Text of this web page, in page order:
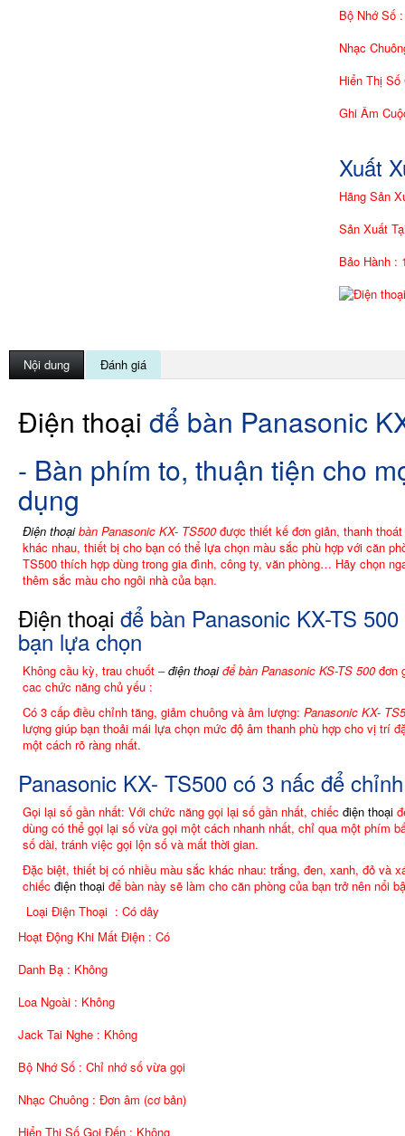
Bộ Nhớ Số
Nhạc
Hiển Thị
Ghi Âm
Xuất
Hãng Sản
Sản Xuất
Bảo Hành :
Nội dung Đánh giá
Điện thoại để bàn Panasonic
- Bàn phím to, thuận tiện cho
dụng
Điện thoạibàn Panasonic KX- TS500 được thiết kế đơn giản, thanh
khác nhau, thiết bị cho bạn có thể lựa chọn màu sắc phù hợp với căn
TS500 thích hợp dùng trong gia đình, công ty, văn phòng… Hãy chọn
thêm sắc màu cho ngôi nhà của bạn.
Điện thoại để bàn Panasonic KX-TS
bạn lựa chọn
Không cầu kỳ, trau chuốt –điện thoạiđể bàn Panasonic KS-TS 500 đơn
cac chức năng chủ yếu :
Có 3 cấp điều chỉnh tăng, giảm chuông và âm lượng: Panasonic KX-
lượng giúp bạn thoải mái lựa chọn mức độ âm thanh phù hợp cho vị trí
một cách rõ ràng nhất.
Panasonic KX- TS500 có 3 nấc để
Gọi lại số gần nhất: Với chức năng gọi lại số gần nhất, chiếc điện thoại
dùng có thể gọi lại số vừa gọi một cách nhanh nhất, chỉ qua một phím
số dài, tránh việc gọi lộn số và mất thời gian.
Đặc biệt, thiết bị có nhiều màu sắc khác nhau: trắng, đen, xanh, đỏ và
chiếc điện thoại để bàn này sẽ làm cho căn phòng của bạn trở nên nổi
Loại Điện Thoại : Có dây
Hoạt Động Khi Mất Điện : Có
Danh Bạ : Không
Loa Ngoài : Không
Jack Tai Nghe : Không
Bộ Nhớ Số : Chỉ nhớ số vừa gọi
Nhạc Chuông : Đơn âm (cơ bản)
Hiển Thị Số Gọi Đến : Không